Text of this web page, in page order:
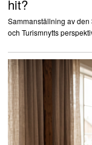
hit?
Sammanställning av
och Turismnytts